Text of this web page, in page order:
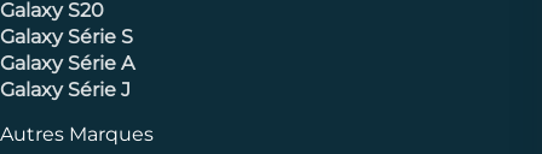
Autres Marques
Galaxy S20
Galaxy Série S
Galaxy Série A
Galaxy Série J